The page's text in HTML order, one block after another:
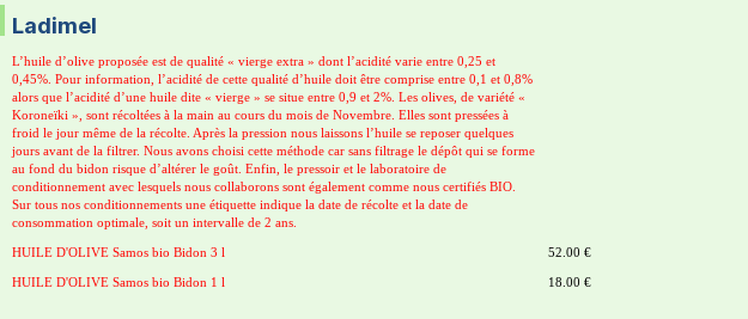
Ladimel
L’huile d’olive proposée est de qualité « vierge extra » dont l’acidité varie entre 0,25 et
0,45%. Pour information, l’acidité de cette qualité d’huile doit être comprise entre 0,1 et 0,8%
alors que l’acidité d’une huile dite « vierge » se situe entre 0,9 et 2%. Les olives, de variété «
Koroneïki », sont récoltées à la main au cours du mois de Novembre. Elles sont pressées à
froid le jour même de la récolte. Après la pression nous laissons l’huile se reposer quelques
jours avant de la filtrer. Nous avons choisi cette méthode car sans filtrage le dépôt qui se forme
au fond du bidon risque d’altérer le goût. Enfin, le pressoir et le laboratoire de
conditionnement avec lesquels nous collaborons sont également comme nous certifiés BIO.
Sur tous nos conditionnements une étiquette indique la date de récolte et la date de
consommation optimale, soit un intervalle de 2 ans.
HUILE D'OLIVE Samos bio Bidon 3 l 52.00 €
HUILE D'OLIVE Samos bio Bidon 1 l 18.00 €